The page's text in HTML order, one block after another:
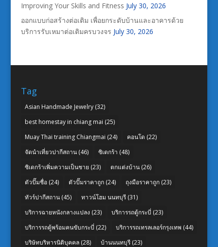
Improving Your Skills and Fitness July 30, 2026
ออกแบบก่อสร้างต่อเติม เพื่อยกระดับบ้านและอาคารด้วย
บริการรับเหมาต่อเติมครบวงจร July 30, 2026
Tag
Asian Handmade Jewelry(32)
best homestay in chiang mai (25)
Muay Thai training Chiangmai (24) คอนโด (22)
จัดนำเที่ยวปากีสถาน(46) ซิเดกร้า (48)
ซิเดกร้าเพิ่มความเป็นชาย (23) ตกแต่งบ้าน(26)
ตัวปั๊มชื่อ(24) ตัวปั๊มราคาถูก(24) ถุงมือราคาถูก(23)
ทัวร์ปากีสถาน(45) ทาวน์โฮม นนทบุรี(31)
บริการฉายหนังกลางแปลง (23) บริการรถตู้กระบี่ (23)
บริการรถตู้พร้อมคนขับกระบี่ (22) บริการรถเทรลเลอร์กรุงเทพ (44)
บริษัทบริหารนิติบุคคล(28) บ้านนนทบุรี(23)